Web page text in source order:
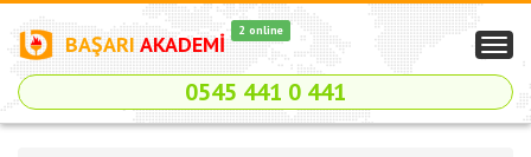
BAŞARIAKADEMİ
2 online
0545 441 0 441